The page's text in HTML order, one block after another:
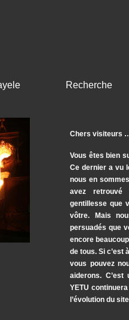
Recherche
Chers visiteurs
Vous êtes bien
Ce dernier a vu
nous en
avez retrouvé
gentillesse que
vôtre. Mais
persuadés que
encore
de tous. Si c’est
vous pouvez
aiderons. C’est
YETU
l’évolution du